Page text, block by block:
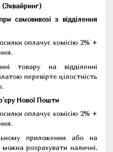
самовивозі з відділення
оплачує комісію 2% +
товару на відділенні
перевірте цілостність
Нової Пошти
оплачує комісію 2% +
приложении або на
розрахувати наличні,